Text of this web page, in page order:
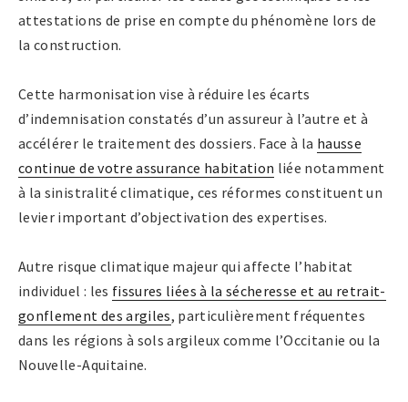
attestations de prise en compte du phénomène lors de
la construction.
Cette harmonisation vise à réduire les écarts
d’indemnisation constatés d’un assureur à l’autre et à
accélérer le traitement des dossiers. Face à la hausse
continue de votre assurance habitation liée notamment
à la sinistralité climatique, ces réformes constituent un
levier important d’objectivation des expertises.
Autre risque climatique majeur qui affecte l’habitat
individuel : les fissures liées à la sécheresse et au retrait-
gonflement des argiles, particulièrement fréquentes
dans les régions à sols argileux comme l’Occitanie ou la
Nouvelle-Aquitaine.